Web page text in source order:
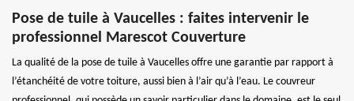
Pose de tuile à Vaucelles : faites intervenir le
professionnel Marescot Couverture
La qualité de la pose de tuile à Vaucelles offre une garantie par rapport à
l’étanchéité de votre toiture, aussi bien à l’air qu’à l’eau. Le couvreur